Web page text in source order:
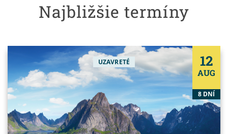
Najbližšie termíny
UZAVRETÉ 12
AUG
8 DNÍ